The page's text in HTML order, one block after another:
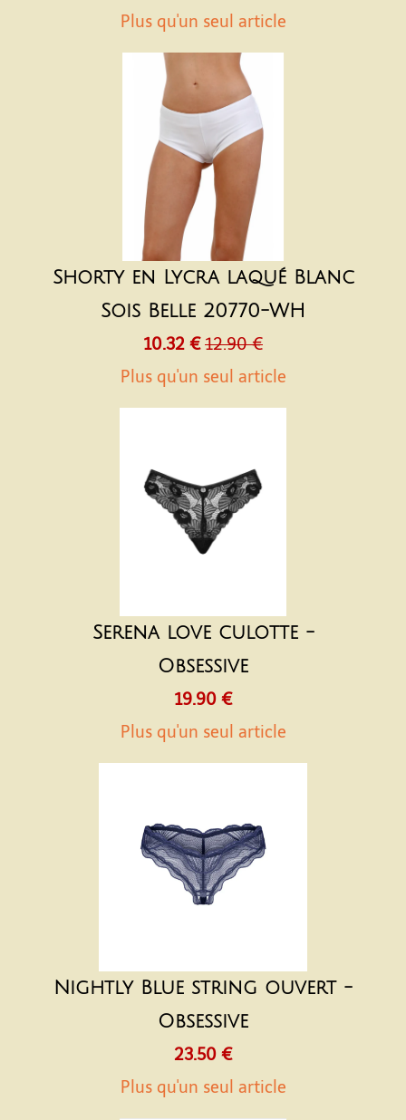
Plus qu'un seul article
Shorty en Lycra laqué Blanc
Sois Belle 20770-WH
10.32 € 12.90 €
Plus qu'un seul article
Serena love culotte -
Obsessive
19.90 €
Plus qu'un seul article
Nightly Blue string ouvert -
Obsessive
23.50 €
Plus qu'un seul article